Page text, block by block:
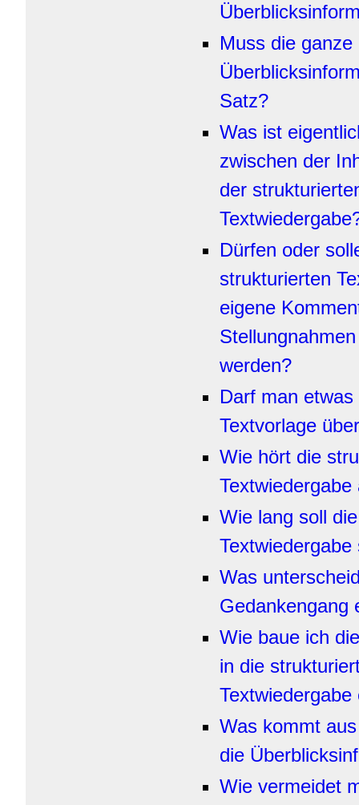
Muss die ganze
Satz?
Was ist
zwischen der
der
Dürfen oder
strukturierten
eigene
werden?
Darf man
Textvorlage
Wie hört die
Textwiedergabe
Wie lang soll
Textwiedergabe
Was
Gedankengang
Wie baue ich
in die
Textwiedergabe
Was kommt
die
Wie vermeidet